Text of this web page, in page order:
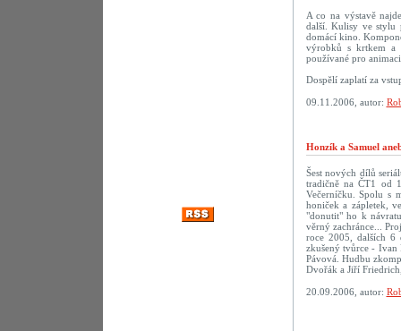
A co na výstavě
další. Kulisy ve stylu
domácí kino.
výrobků s krtkem a
používané pro
Dospělí zaplatí za
09.11.2006, autor:
Honzík a Samuel
Šest nových dílů
tradičně na ČT1 od
Večerníčku. Spolu s
honiček a zápletek,
"donutit" ho k
věrný zachránce...
roce 2005, dalších 6
zkušený tvůrce - Ivan
Pávová. Hudbu
Dvořák a Jiří
20.09.2006, autor: